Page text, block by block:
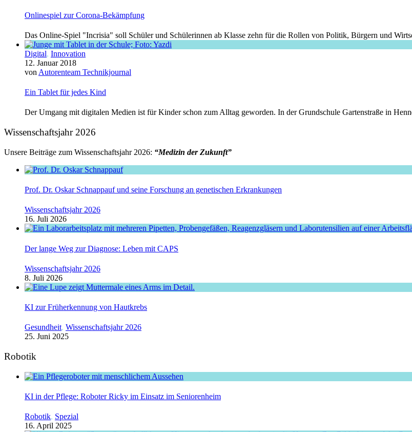
Onlinespiel zur Corona-Bekämpfung
Das Online-Spiel "Incrisia" soll Schüler und Schülerinnen ab Klasse zehn für die Rollen von Politik, Bürgern und
Digital, Innovation
12. Januar 2018
von Autorenteam Technikjournal
Ein Tablet für jedes Kind
Der Umgang mit digitalen Medien ist für Kinder schon zum Alltag geworden. In der Grundschule Gartenstraße in
Wissenschaftsjahr 2026
Unsere Beiträge zum Wissenschaftsjahr 2026: “Medizin der Zukunft”
Prof. Dr. Oskar Schnappauf und seine Forschung an genetischen Erkrankungen
Wissenschaftsjahr 2026
16. Juli 2026
Der lange Weg zur Diagnose: Leben mit CAPS
Wissenschaftsjahr 2026
8. Juli 2026
KI zur Früherkennung von Hautkrebs
Gesundheit, Wissenschaftsjahr 2026
25. Juni 2025
Robotik
KI in der Pflege: Roboter Ricky im Einsatz im Seniorenheim
Robotik, Spezial
16. April 2025